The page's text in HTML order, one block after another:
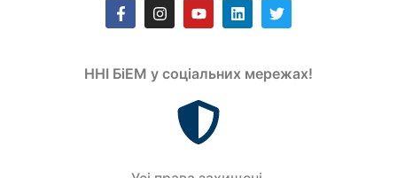
ННІ БіЕМ у соціальних мережах!